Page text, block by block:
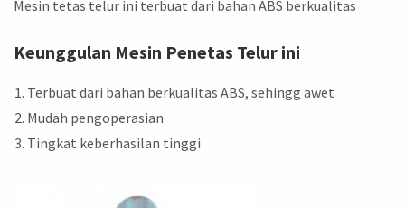
Mesin tetas telur ini terbuat dari bahan ABS berkualitas
Keunggulan Mesin Penetas Telur ini
Terbuat dari bahan berkualitas ABS, sehingg awet
Mudah pengoperasian
Tingkat keberhasilan tinggi